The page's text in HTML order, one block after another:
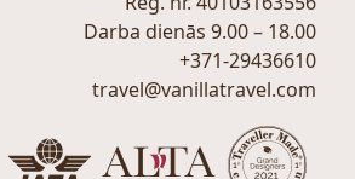
Darba dienās 9.00 – 18.00
+371-29436610
travel@vanillatravel.com